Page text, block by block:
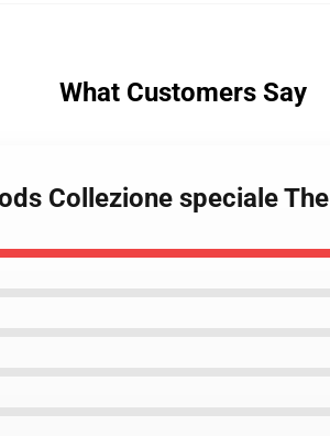
What Customers Say
Collezione speciale